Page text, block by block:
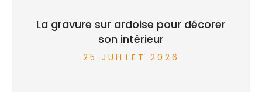
La gravure sur ardoise pour décorer
son intérieur
25 JUILLET 2026